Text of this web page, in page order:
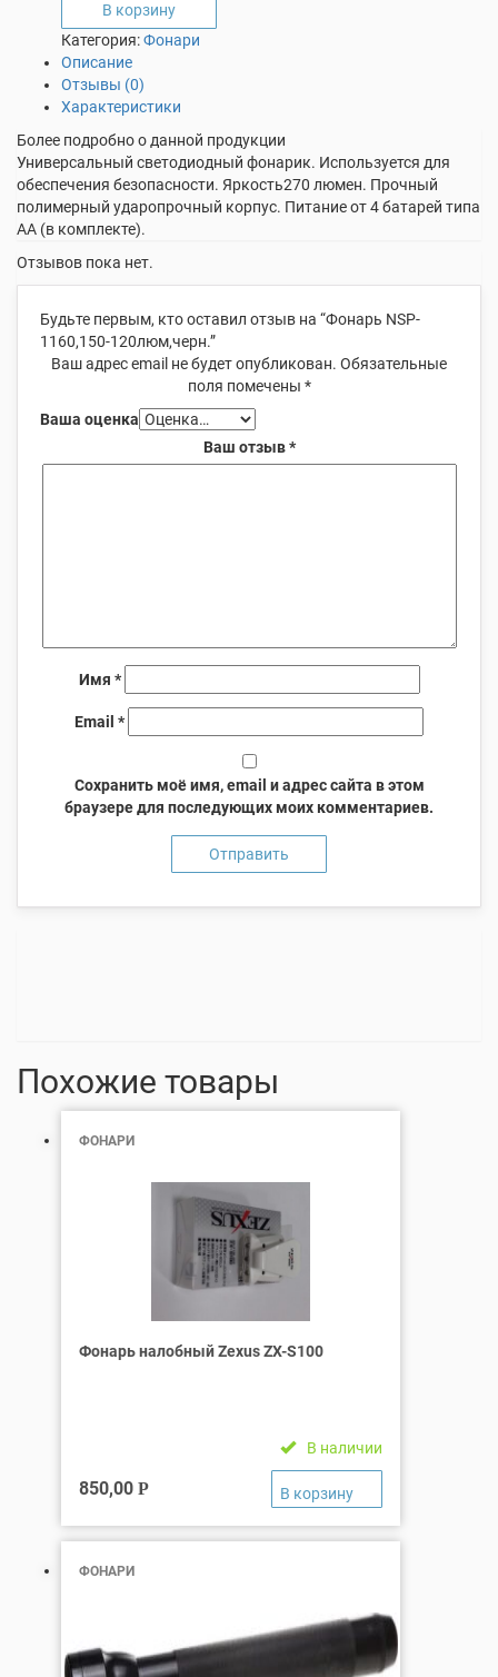
В корзину
Категория:Фонари
Описание
Отзывы (0)
Характеристики
Более подробно о данной продукции
Универсальный светодиодный фонарик. Используется для
обеспечения безопасности. Яркость270 люмен. Прочный
полимерный ударопрочный корпус. Питание от 4 батарей типа
АА (в комплекте).
Отзывов пока нет.
Будьте первым, кто оставил отзыв на “Фонарь NSP-
1160,150-120люм,черн.”
Ваш адрес email не будет опубликован. Обязательные
поля помечены *
Ваша оценка
Ваш отзыв*
Имя *
Email *
Сохранить моё имя, email и адрес сайта в этом
браузере для последующих моих комментариев.
Похожие товары
ФОНАРИ
Фонарь налобный Zexus ZX-S100
В наличии
850,00 Р
ФОНАРИ